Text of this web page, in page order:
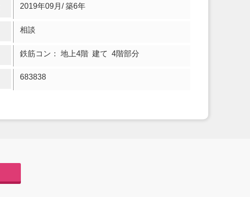
2019年09月/ 築6年
相談
鉄筋コン： 地上4階 建て 4階部分
683838